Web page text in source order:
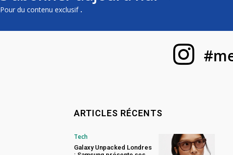
Pour du contenu exclusif .
ARTICLES RÉCENTS
Tech
Galaxy Unpacked Londres